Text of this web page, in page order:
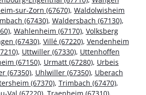
sur-Zorn (67670), Waldolwisheim
(67430), Waldersbach (67130),
, Wahlenheim (67170), Volksberg
(67430), Villé (67220), Vendenheim
, Uttwiller (67330), Uttenhoffen
(67150), Urmatt (67280), Urbeis
(67350), Uhlwiller (67350), Uberach
(67370), Trimbach (67470),